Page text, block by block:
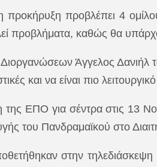
προκήρυξη προβλέπει 4
προβλήματα, καθώς θα
Άγγελος Δανιήλ
και να είναι πιο
της ΕΠΟ για σέντρα στις 13
του Πανδραμαϊκού στο
στην